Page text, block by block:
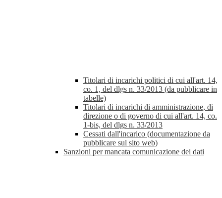
Titolari di incarichi politici di cui all'art. 14,
co. 1, del dlgs n. 33/2013 (da pubblicare in
tabelle)
Titolari di incarichi di amministrazione, di
direzione o di governo di cui all'art. 14, co.
1-bis, del dlgs n. 33/2013
Cessati dall'incarico (documentazione da
pubblicare sul sito web)
Sanzioni per mancata comunicazione dei dati